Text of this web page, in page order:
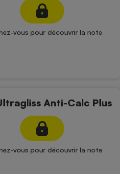
vous pour découvrir la note
Anti-Calc Plus
vous pour découvrir la note